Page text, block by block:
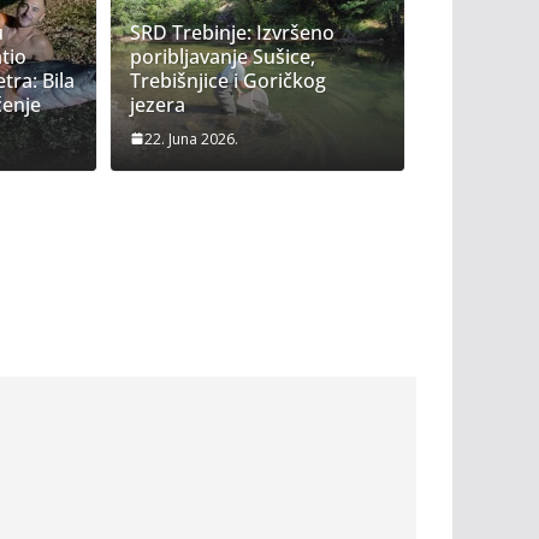
Uskoro prvi ‘Sajam ruralnog
ribolova – TOK Fest’
Bila
SRD Trebinje: Izvršeno
poribljavanje Sušice,
Trebišnjice i Goričkog
jezera
22. Juna 2026.